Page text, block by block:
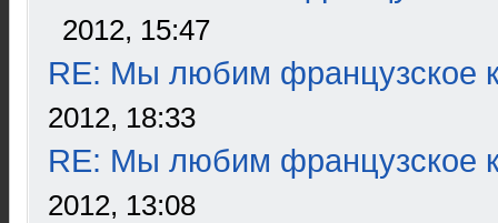
2012, 15:47
RE: Мы любим французское
2012, 18:33
RE: Мы любим французское
2012, 13:08